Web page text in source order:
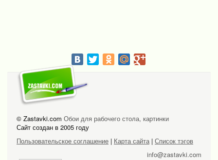
© Zastavki.com Обои для рабочего стола, картинки
Сайт создан в 2005 году
Пользовательское соглашение | Карта сайта| Список тэгов
info@zastavki.com